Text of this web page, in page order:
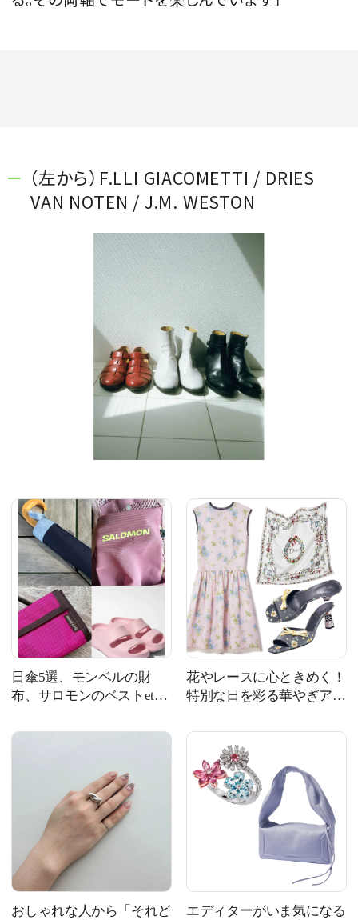
（左から）F.LLI GIACOMETTI / DRIES
VAN NOTEN / J.M. WESTON
日傘5選、モンベルの財
布、サロモンのベストetc.
｜今週の人気記事TOP5
花やレースに心ときめく！
特別な日を彩る華やぎアイ
おしゃれな人から「それど
エディターがいま気になる